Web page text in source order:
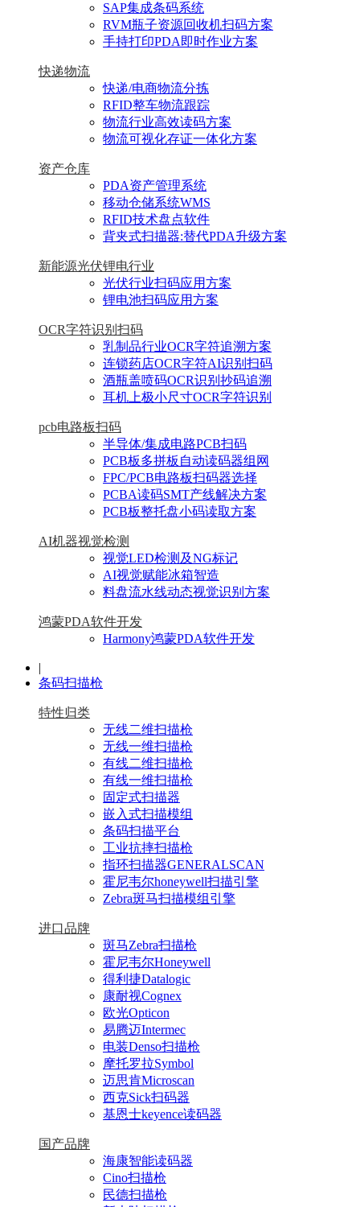
SAP集成条码系统
RVM瓶子资源回收机扫码方案
手持打印PDA即时作业方案
快递物流
快递/电商物流分拣
RFID整车物流跟踪
物流行业高效读码方案
物流可视化存证一体化方案
资产仓库
PDA资产管理系统
移动仓储系统WMS
RFID技术盘点软件
背夹式扫描器:替代PDA升级方案
新能源光伏锂电行业
光伏行业扫码应用方案
锂电池扫码应用方案
OCR字符识别扫码
乳制品行业OCR字符追溯方案
连锁药店OCR字符AI识别扫码
酒瓶盖喷码OCR识别抄码追溯
耳机上极小尺寸OCR字符识别
pcb电路板扫码
半导体/集成电路PCB扫码
PCB板多拼板自动读码器组网
FPC/PCB电路板扫码器选择
PCBA读码SMT产线解决方案
PCB板整托盘小码读取方案
AI机器视觉检测
视觉LED检测及NG标记
AI视觉赋能冰箱智造
料盘流水线动态视觉识别方案
鸿蒙PDA软件开发
Harmony鸿蒙PDA软件开发
|
条码扫描枪
特性归类
无线二维扫描枪
无线一维扫描枪
有线二维扫描枪
有线一维扫描枪
固定式扫描器
嵌入式扫描模组
条码扫描平台
工业抗摔扫描枪
指环扫描器GENERALSCAN
霍尼韦尔honeywell扫描引擎
Zebra斑马扫描模组引擎
进口品牌
斑马Zebra扫描枪
霍尼韦尔Honeywell
得利捷Datalogic
康耐视Cognex
欧光Opticon
易腾迈Intermec
电装Denso扫描枪
摩托罗拉Symbol
迈思肯Microscan
西克Sick扫码器
基恩士keyence读码器
国产品牌
海康智能读码器
Cino扫描枪
民德扫描枪